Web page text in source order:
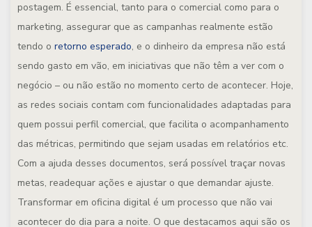
postagem. É essencial, tanto para o comercial como para o
marketing, assegurar que as campanhas realmente estão
tendo o retorno esperado, e o dinheiro da empresa não está
sendo gasto em vão, em iniciativas que não têm a ver com o
negócio – ou não estão no momento certo de acontecer. Hoje,
as redes sociais contam com funcionalidades adaptadas para
quem possui perfil comercial, que facilita o acompanhamento
das métricas, permitindo que sejam usadas em relatórios etc.
Com a ajuda desses documentos, será possível traçar novas
metas, readequar ações e ajustar o que demandar ajuste.
Transformar em oficina digital é um processo que não vai
acontecer do dia para a noite. O que destacamos aqui são os